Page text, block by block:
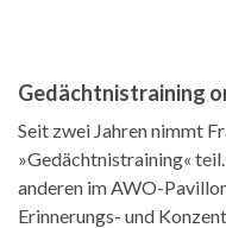
Gedächtnistraining
Seit zwei Jahren nimmt
»Gedächtnistraining«
anderen im AWO-
Erinnerungs- und